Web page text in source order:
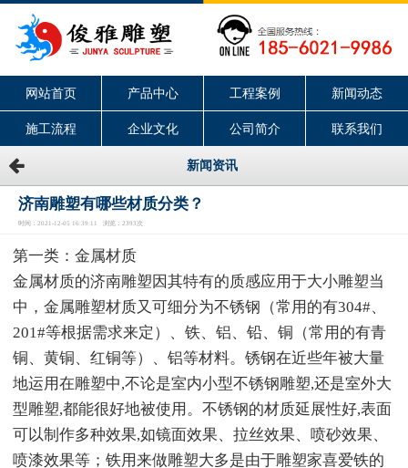
网站首页 产品中心 工程案例 新闻动态
施工流程 企业文化 公司简介 联系我们
新闻资讯
济南雕塑有哪些材质分类？
时间：2021-12-05 16:39:11 浏览：2393次
第一类：金属材质
金属材质的济南雕塑因其特有的质感应用于大小雕塑当
中，金属雕塑材质又可细分为不锈钢（常用的有304#、
201#等根据需求来定）、铁、铝、铅、铜（常用的有青
铜、黄铜、红铜等）、铝等材料。锈钢在近些年被大量
地运用在雕塑中,不论是室内小型不锈钢雕塑,还是室外大
型雕塑,都能很好地被使用。不锈钢的材质延展性好,表面
可以制作多种效果,如镜面效果、拉丝效果、喷砂效果、
喷漆效果等；铁用来做雕塑大多是由于雕塑家喜爱铁的